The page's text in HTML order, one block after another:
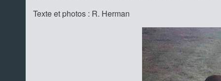
Texte et photos : R. Herman